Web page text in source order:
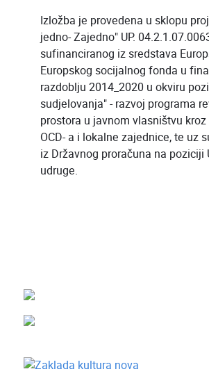
Izložba je provedena u sklopu
jedno- Zajedno" UP.
sufinanciranog iz sredstava
Europskog socijalnog fonda u
razdoblju 2014_2020 u okviru
sudjelovanja" - razvoj programa
prostora u javnom vlasništvu
OCD- a i lokalne zajednice, te uz
iz Državnog proračuna na poziciji
udruge.